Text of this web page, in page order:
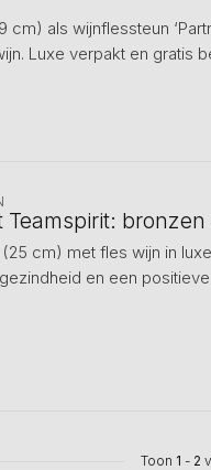
cm) als wijnflessteun
Luxe verpakt en gratis
Teamspirit:
cm) met fles wijn in luxe
en een
Toon 1 - 2